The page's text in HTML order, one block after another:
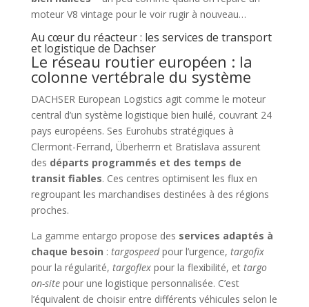
moteur V8 vintage pour le voir rugir à nouveau…
Au cœur du réacteur : les services de transport
et logistique de Dachser
Le réseau routier européen : la
colonne vertébrale du système
DACHSER European Logistics agit comme le moteur
central d’un système logistique bien huilé, couvrant 24
pays européens. Ses Eurohubs stratégiques à
Clermont-Ferrand, Überherrn et Bratislava assurent
des départs programmés et des temps de
transit fiables. Ces centres optimisent les flux en
regroupant les marchandises destinées à des régions
proches.
La gamme entargo propose des services adaptés à
chaque besoin : targospeedpour l’urgence, targofix
pour la régularité, targoflexpour la flexibilité, et targo
on-sitepour une logistique personnalisée. C’est
l’équivalent de choisir entre différents véhicules selon le